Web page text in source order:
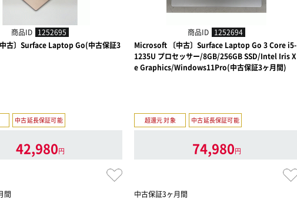
商品ID 1252695
古〕Surface Laptop Go(中古保証3
中古延長保証可能
42,980円
間
商品ID 1252694
Microsoft 〔中古〕Surface Laptop Go 3 Core i5-
1235U プロセッサー/8GB/256GB SSD/Intel Iris X
e Graphics/Windows11Pro(中古保証3ヶ月間)
超還元 対象 中古延長保証可能
74,980円
中古保証3ヶ月間